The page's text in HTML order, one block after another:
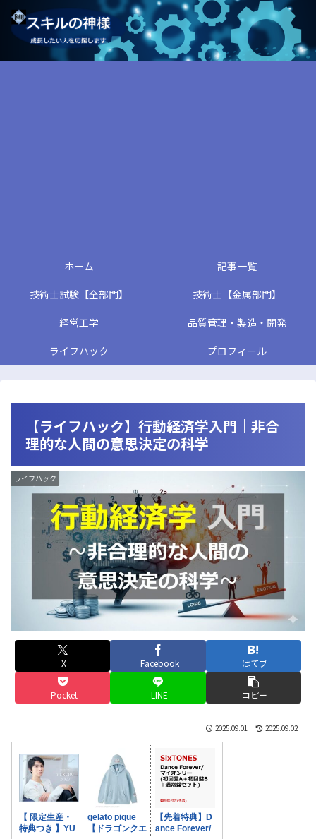
ホーム
記事一覧
技術士試験【全部門】
技術士【金属部門】
経営工学
品質管理・製造・開発
ライフハック
プロフィール
【ライフハック】行動経済学入門｜非合
理的な人間の意思決定の科学
ライフハック
X Facebook はてブ
Pocket LINE コピー
2025.09.01 2025.09.02